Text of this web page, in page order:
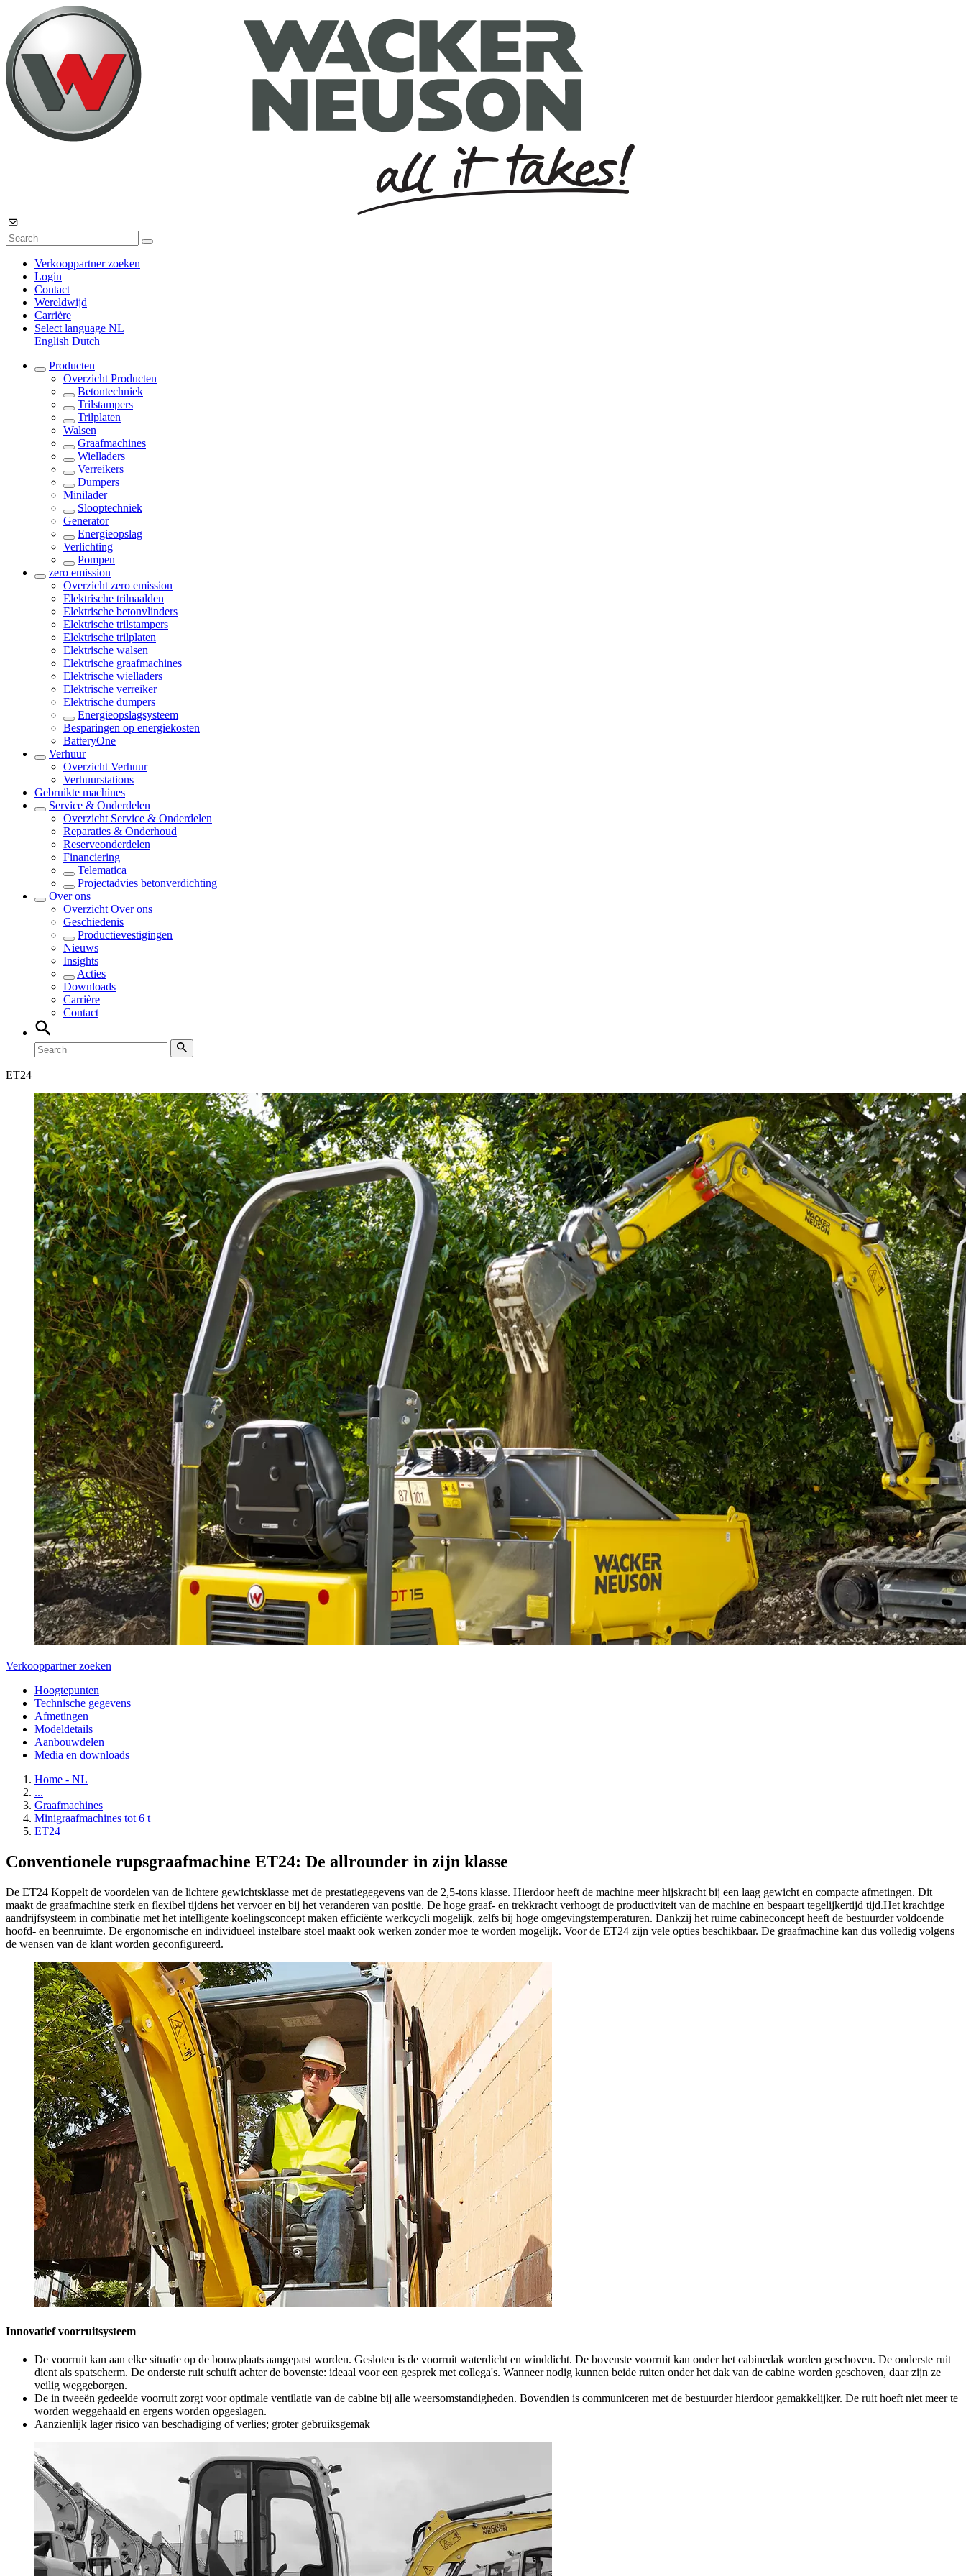
Verkooppartner zoeken
Login
Contact
Wereldwijd
Carrière
Select language NL
English Dutch
Producten
Overzicht Producten
Betontechniek
Trilstampers
Trilplaten
Walsen
Graafmachines
Wielladers
Verreikers
Dumpers
Minilader
Slooptechniek
Generator
Energieopslag
Verlichting
Pompen
zero emission
Overzicht zero emission
Elektrische trilnaalden
Elektrische betonvlinders
Elektrische trilstampers
Elektrische trilplaten
Elektrische walsen
Elektrische graafmachines
Elektrische wielladers
Elektrische verreiker
Elektrische dumpers
Energieopslagsysteem
Besparingen op energiekosten
BatteryOne
Verhuur
Overzicht Verhuur
Verhuurstations
Gebruikte machines
Service & Onderdelen
Overzicht Service & Onderdelen
Reparaties & Onderhoud
Reserveonderdelen
Financiering
Telematica
Projectadvies betonverdichting
Over ons
Overzicht Over ons
Geschiedenis
Productievestigingen
Nieuws
Insights
Acties
Downloads
Carrière
Contact
ET24
Verkooppartner zoeken
Hoogtepunten
Technische gegevens
Afmetingen
Modeldetails
Aanbouwdelen
Media en downloads
Home - NL
...
Graafmachines
Minigraafmachines tot 6 t
ET24
Conventionele rupsgraafmachine ET24: De allrounder in zijn klasse
De ET24 Koppelt de voordelen van de lichtere gewichtsklasse met de prestatiegegevens van de 2,5-tons klasse. Hierdoor heeft de machine meer hijskracht bij een laag gewicht en compacte afmetingen. Dit
maakt de graafmachine sterk en flexibel tijdens het vervoer en bij het veranderen van positie. De hoge graaf- en trekkracht verhoogt de productiviteit van de machine en bespaart tegelijkertijd tijd.Het krachtige
aandrijfsysteem in combinatie met het intelligente koelingsconcept maken efficiënte werkcycli mogelijk, zelfs bij hoge omgevingstemperaturen. Dankzij het ruime cabineconcept heeft de bestuurder voldoende
hoofd- en beenruimte. De ergonomische en individueel instelbare stoel maakt ook werken zonder moe te worden mogelijk. Voor de ET24 zijn vele opties beschikbaar. De graafmachine kan dus volledig volgens
de wensen van de klant worden geconfigureerd.
Innovatief voorruitsysteem
De voorruit kan aan elke situatie op de bouwplaats aangepast worden. Gesloten is de voorruit waterdicht en winddicht. De bovenste voorruit kan onder het cabinedak worden geschoven. De onderste ruit
dient als spatscherm. De onderste ruit schuift achter de bovenste: ideaal voor een gesprek met collega's. Wanneer nodig kunnen beide ruiten onder het dak van de cabine worden geschoven, daar zijn ze
veilig weggeborgen.
De in tweeën gedeelde voorruit zorgt voor optimale ventilatie van de cabine bij alle weersomstandigheden. Bovendien is communiceren met de bestuurder hierdoor gemakkelijker. De ruit hoeft niet meer te
worden weggehaald en ergens worden opgeslagen.
Aanzienlijk lager risico van beschadiging of verlies; groter gebruiksgemak